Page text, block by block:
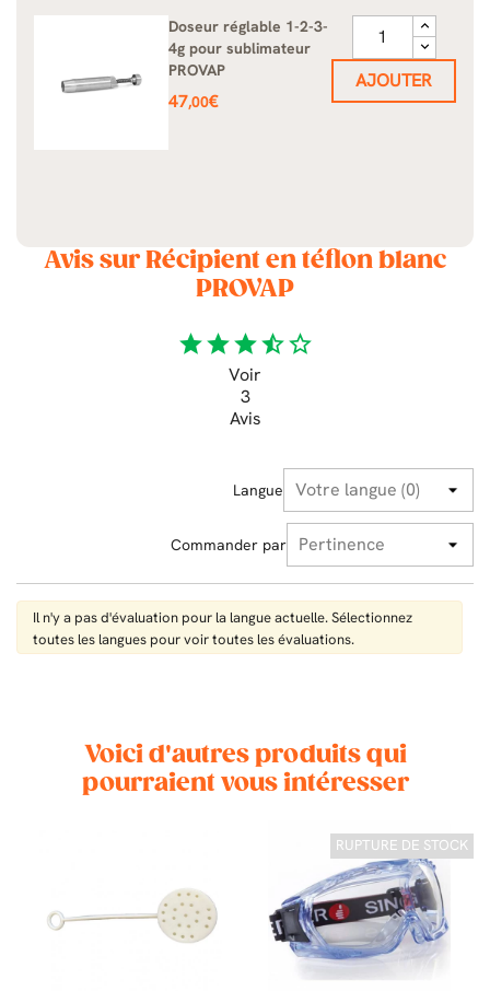
Doseur réglable 1-2-3-
4g pour sublimateur
PROVAP
Prix
47,00€
AJOUTER
Avis sur Récipient en téflon blanc
PROVAP
starstarstarstar_halfstar_border
Voir
3
Avis
Langue
Commander par
Il n'y a pas d'évaluation pour la langue actuelle. Sélectionnez
toutes les langues pour voir toutes les évaluations.
Voici d'autres produits qui
pourraient vous intéresser
RUPTURE DE STOCK